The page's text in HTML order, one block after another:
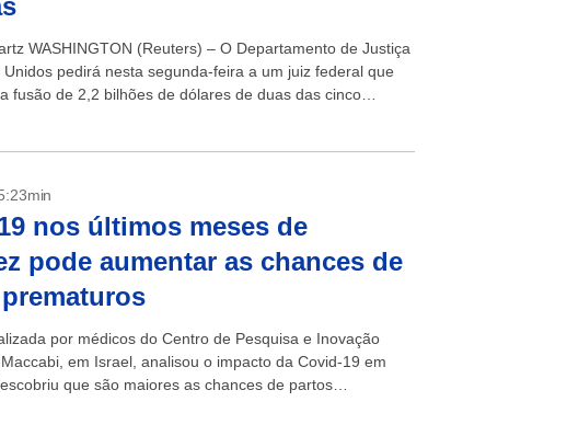
WASHINGTON (Reuters) – O Departamento de Justiça
Unidos pedirá nesta segunda-feira a um juiz federal que
fusão de 2,2 bilhões de dólares de duas das cinco
nos últimos meses de
pode aumentar as chances de
por médicos do Centro de Pesquisa e Inovação
em Israel, analisou o impacto da Covid-19 em
que são maiores as chances de partos